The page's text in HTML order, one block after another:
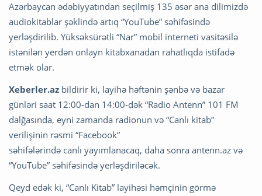
Azərbaycan ədəbiyyatından seçilmiş 135 əsər ana dilimizdə
audiokitablar şəklində artıq “YouTube” səhifəsində
yerləşdirilib. Yüksəksürətli “Nar” mobil interneti vasitəsilə
istənilən yerdən onlayn kitabxanadan rahatlıqda istifadə
etmək olar.
Xeberler.az bildirir ki, layihə həftənin şənbə və bazar
günləri saat 12:00-dan 14:00-dək “Radio Antenn” 101 FM
dalğasında, eyni zamanda radionun və “Canlı kitab”
verilişinin rəsmi “Facebook”
səhifələrində canlı yayımlanacaq, daha sonra antenn.az və
“YouTube” səhifəsində yerləşdiriləcək.
Qeyd edək ki, “Canlı Kitab” layihəsi həmçinin görmə